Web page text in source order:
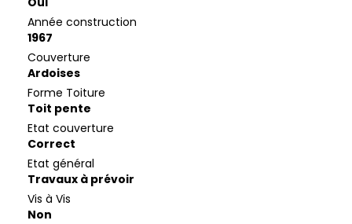
Année construction
1967
Couverture
Ardoises
Forme Toiture
Toit pente
Etat couverture
Correct
Etat général
Travaux à prévoir
Vis à Vis
Non